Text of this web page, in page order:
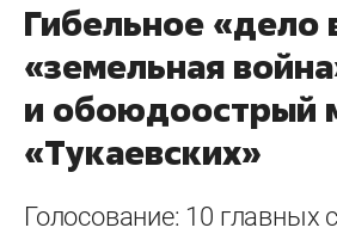
Гибельное «дело
«земельная
и обоюдоострый
«Тукаевских»
Голосование: 10 главных